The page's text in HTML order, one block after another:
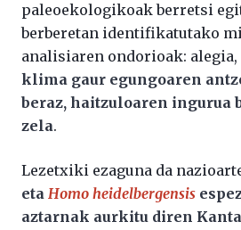
paleoekologikoak berretsi
berberetan identifikatutako
analisiaren ondorioak: alegia,
klima gaur egungoaren
beraz, haitzuloaren ingurua
zela.
Lezetxiki ezaguna da
eta Homo heidelbergensis
aztarnak aurkitu diren